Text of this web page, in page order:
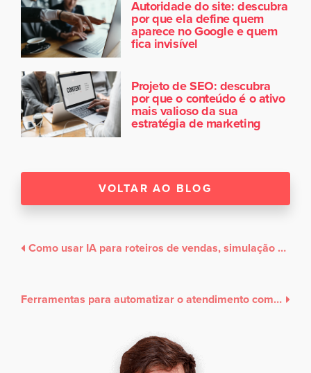
Autoridade do site: descubra
por que ela define quem
aparece no Google e quem
fica invisível
Projeto de SEO: descubra
por que o conteúdo é o ativo
mais valioso da sua
estratégia de marketing
VOLTAR AO BLOG
Como usar IA para roteiros de vendas, simulação de objeções e scripts?
Ferramentas para automatizar o atendimento com ajuda de IA